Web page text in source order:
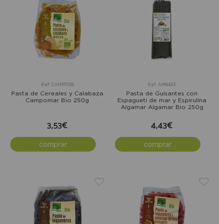
Ref: CAMP11518
Pasta de Cereales y Calabaza
Campomar Bio 250g
3,53€
comprar
Ref: AM8453
Pasta de Guisantes con
Espagueti de mar y Espirulina
Algamar Algamar Bio 250g
4,43€
comprar